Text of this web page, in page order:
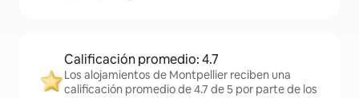
Calificación promedio: 4.7
Los alojamientos de Montpellier reciben una
calificación promedio de 4.7 de 5 por parte de los